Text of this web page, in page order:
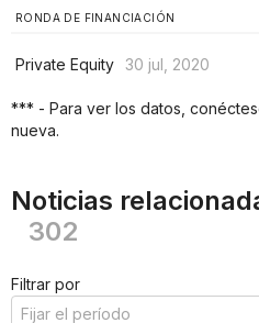
RONDA DE FINANCIACIÓN
Private Equity 30 jul, 2020
*** - Para ver los datos,
nueva.
Noticias
302
Filtrar por